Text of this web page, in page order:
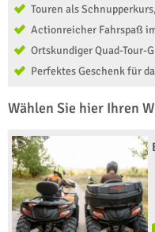
Touren als
Actionreicher Fahrspaß
Ortskundiger Quad-Tour-
Perfektes Geschenk für
Wählen Sie hier Ihren